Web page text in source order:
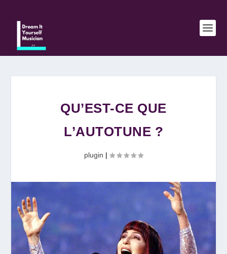
QU’EST-CE QUE
L’AUTOTUNE ?
plugin |